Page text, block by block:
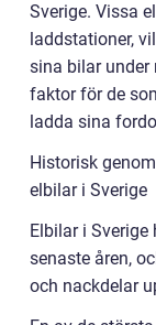
Sverige. Vissa
laddstationer,
sina bilar under
faktor för de
ladda sina
Historisk
elbilar i Sverige
Elbilar i
senaste åren,
och nackdelar